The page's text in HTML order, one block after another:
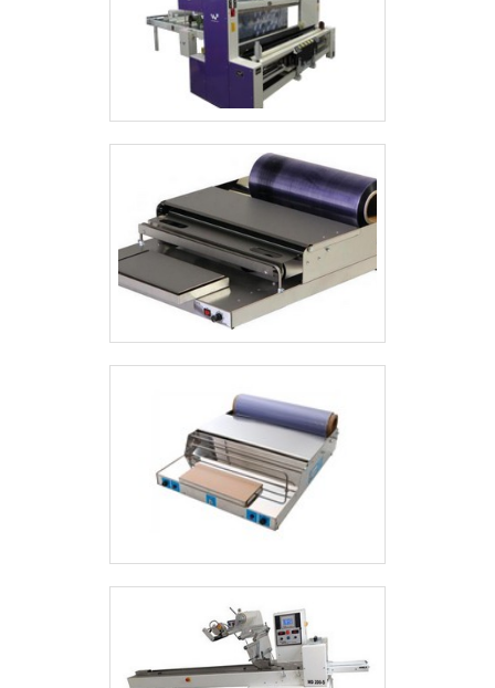
produzidos dentro do território brasileiro,
que a Prodismaq oferece para seus
clientes desde 1985, trabalhando sempre
com honestidade, de acordo com as
necessidades específicas de seus
clientes. Entre em contato e descubra o
que a empresa tem de melhor a lhe
oferecer!.